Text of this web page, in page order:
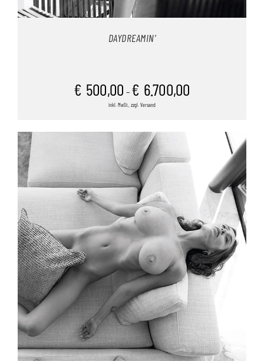
DAYDREAMIN’
€ 500,00 – € 6.700,00
inkl. MwSt., zzgl. Versand